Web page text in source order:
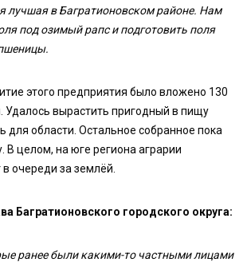
лучшая в Багратионовском районе. Нам
под озимый рапс и подготовить поля
этого предприятия было вложено 130
Удалось вырастить пригодный в пищу
для области. Остальное собранное пока
В целом, на юге региона аграрии
очереди за землёй.
Багратионовского городского округа:
ранее были какими-то частными лицами